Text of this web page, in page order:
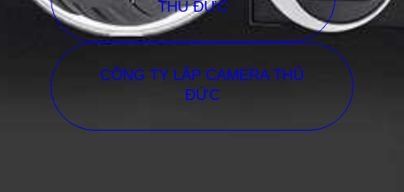
THỦ ĐỨC
CÔNG TY LẮP CAMERA THỦ
ĐỨC